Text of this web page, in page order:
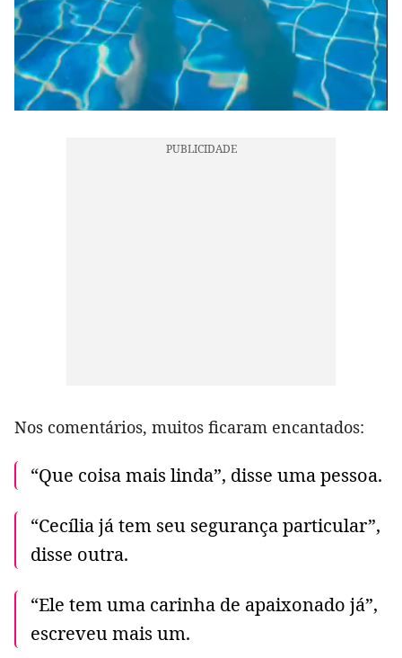
Nos comentários, muitos ficaram encantados:
“Que coisa mais linda”, disse uma pessoa.
“Cecília já tem seu segurança particular”,
disse outra.
“Ele tem uma carinha de apaixonado já”,
escreveu mais um.